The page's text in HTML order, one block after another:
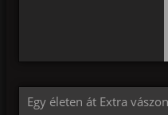
Egy életen át Extra